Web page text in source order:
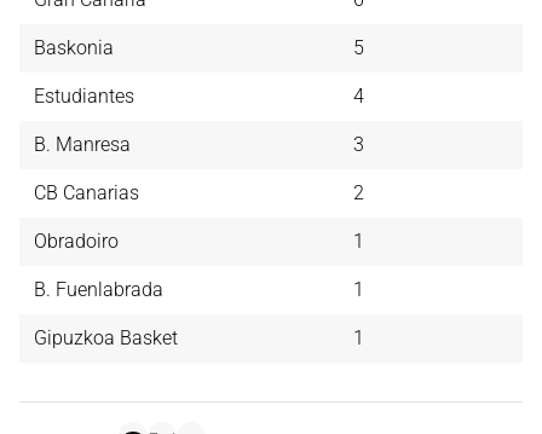
Baskonia 5
Estudiantes 4
B. Manresa 3
CB Canarias 2
Obradoiro 1
B. Fuenlabrada 1
Gipuzkoa Basket 1